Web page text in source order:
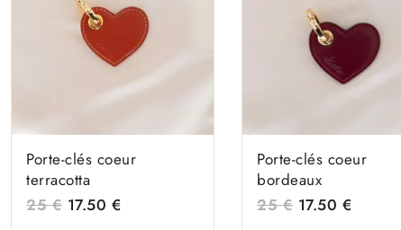
Porte-clés coeur
terracotta
25€ 17.50 €
Porte-clés coeur
bordeaux
25€ 17.50 €